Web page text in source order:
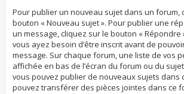
Pour publier un nouveau sujet dans un forum,
bouton « Nouveau sujet ». Pour publier une
un message, cliquez sur le bouton « Répondre
vous ayez besoin d’être inscrit avant de
message. Sur chaque forum, une liste de vos
affichée en bas de l’écran du forum ou du
vous pouvez publier de nouveaux sujets dans
pouvez transférer des pièces jointes dans ce